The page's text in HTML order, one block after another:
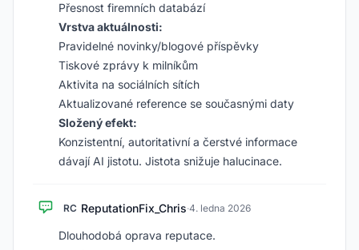
Přesnost firemních databází
Vrstva aktuálnosti:
Pravidelné novinky/blogové příspěvky
Tiskové zprávy k milníkům
Aktivita na sociálních sítích
Aktualizované reference se současnými daty
Složený efekt:
Konzistentní, autoritativní a čerstvé informace
dávají AI jistotu. Jistota snižuje halucinace.
RC ReputationFix_Chris·4. ledna 2026
Dlouhodobá oprava reputace.